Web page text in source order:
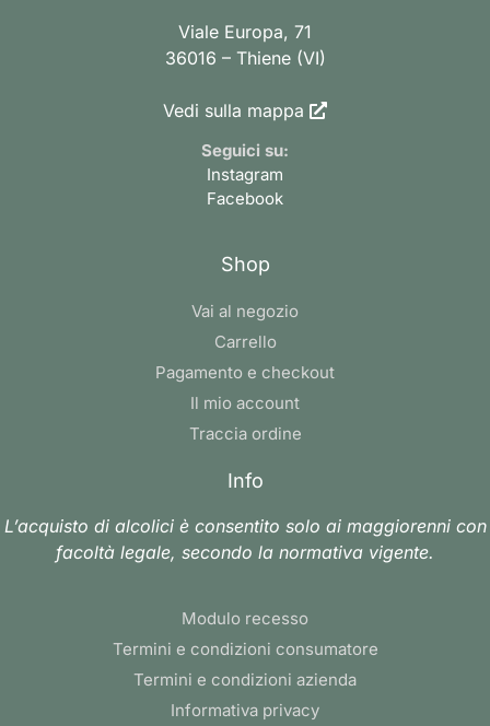
Viale Europa, 71
36016 – Thiene (VI)
Vedi sulla mappa
Seguici su:
Instagram
Facebook
Shop
Vai al negozio
Carrello
Pagamento e checkout
Il mio account
Traccia ordine
Info
L’acquisto di alcolici è consentito solo ai maggiorenni con
facoltà legale, secondo la normativa vigente.
Modulo recesso
Termini e condizioni consumatore
Termini e condizioni azienda
Informativa privacy